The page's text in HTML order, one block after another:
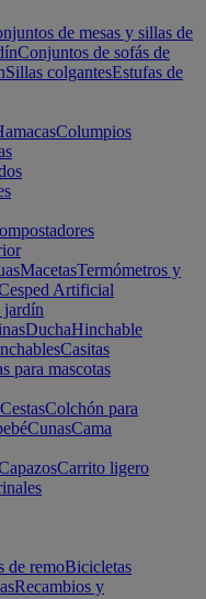
de mesas y sillas de
Conjuntos de sofás de
Sillas colgantesEstufas de
Columpios
MacetasTermómetros y
Artificial
jardín
DuchaHinchable
Casitas
para mascotas
CestasColchón para
CunasCama
Carrito ligero
de remoBicicletas
Recambios y